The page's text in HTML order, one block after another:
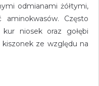
odmianami żółtymi,
Często
niosek oraz gołębi
ze względu na